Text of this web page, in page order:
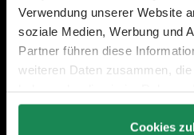
Verwendung unserer Website
soziale Medien, Werbung und
Partner führen diese
weiteren Daten zusammen,
gesammelt haben.
Cookies